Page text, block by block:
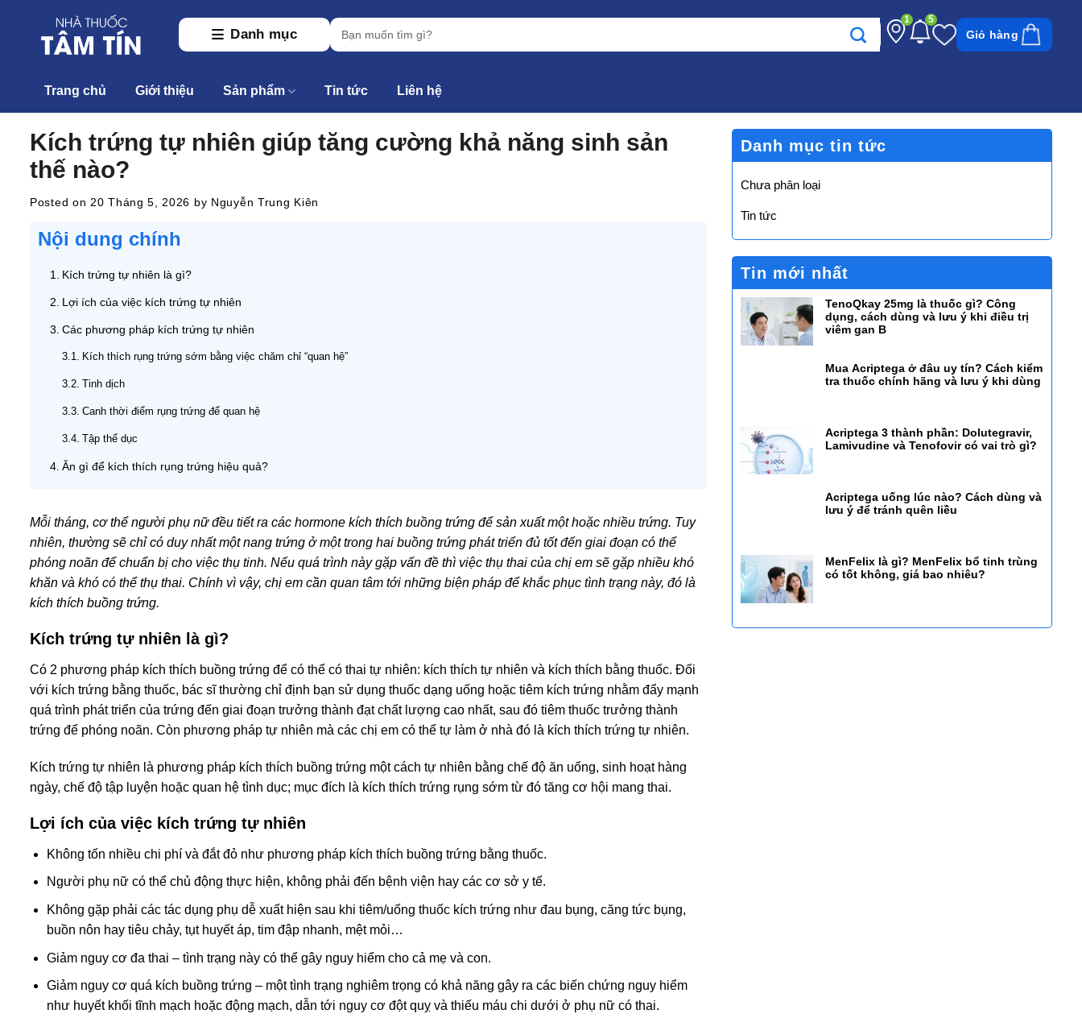
Danh mục
Tìm
kiếm:
1 5
Giỏ hàng
Trang chủ Giới thiệu Sản phẩm Tin tức Liên hệ
Kích trứng tự nhiên giúp tăng cường khả năng sinh sản
thế nào?
Posted on 20 Tháng 5, 2026 by Nguyễn Trung Kiên
Nội dung chính
Kích trứng tự nhiên là gì?
Lợi ích của việc kích trứng tự nhiên
Các phương pháp kích trứng tự nhiên
Kích thích rụng trứng sớm bằng việc chăm chỉ “quan hệ”
Tinh dịch
Canh thời điểm rụng trứng để quan hệ
Tập thể dục
Ăn gì để kích thích rụng trứng hiệu quả?
Mỗi tháng, cơ thể người phụ nữ đều tiết ra các hormone kích thích buồng trứng để sản xuất một hoặc nhiều trứng. Tuy
nhiên, thường sẽ chỉ có duy nhất một nang trứng ở một trong hai buồng trứng phát triển đủ tốt đến giai đoạn có thể
phóng noãn để chuẩn bị cho việc thụ tinh. Nếu quá trình này gặp vấn đề thì việc thụ thai của chị em sẽ gặp nhiều khó
khăn và khó có thể thụ thai. Chính vì vậy, chị em cần quan tâm tới những biện pháp để khắc phục tình trạng này, đó là
kích thích buồng trứng.
Kích trứng tự nhiên là gì?
Có 2 phương pháp kích thích buồng trứng để có thể có thai tự nhiên: kích thích tự nhiên và kích thích bằng thuốc. Đối
với kích trứng bằng thuốc, bác sĩ thường chỉ định bạn sử dụng thuốc dạng uống hoặc tiêm kích trứng nhằm đẩy mạnh
quá trình phát triển của trứng đến giai đoạn trưởng thành đạt chất lượng cao nhất, sau đó tiêm thuốc trưởng thành
trứng để phóng noãn. Còn phương pháp tự nhiên mà các chị em có thể tự làm ở nhà đó là kích thích trứng tự nhiên.
Kích trứng tự nhiên là phương pháp kích thích buồng trứng một cách tự nhiên bằng chế độ ăn uống, sinh hoạt hàng
ngày, chế độ tập luyện hoặc quan hệ tình dục; mục đích là kích thích trứng rụng sớm từ đó tăng cơ hội mang thai.
Lợi ích của việc kích trứng tự nhiên
Không tốn nhiều chi phí và đắt đỏ như phương pháp kích thích buồng trứng bằng thuốc.
Người phụ nữ có thể chủ động thực hiện, không phải đến bệnh viện hay các cơ sở y tế.
Không gặp phải các tác dụng phụ dễ xuất hiện sau khi tiêm/uống thuốc kích trứng như đau bụng, căng tức bụng,
buồn nôn hay tiêu chảy, tụt huyết áp, tim đập nhanh, mệt mỏi…
Giảm nguy cơ đa thai – tình trạng này có thể gây nguy hiểm cho cả mẹ và con.
Giảm nguy cơ quá kích buồng trứng – một tình trạng nghiêm trọng có khả năng gây ra các biến chứng nguy hiểm
như huyết khối tĩnh mạch hoặc động mạch, dẫn tới nguy cơ đột quỵ và thiếu máu chi dưới ở phụ nữ có thai.
Danh mục tin tức
Chưa phân loại
Tin tức
Tin mới nhất
TenoQkay 25mg là thuốc gì? Công
dụng, cách dùng và lưu ý khi điều trị
viêm gan B
Mua Acriptega ở đâu uy tín? Cách kiểm
tra thuốc chính hãng và lưu ý khi dùng
Acriptega 3 thành phần: Dolutegravir,
Lamivudine và Tenofovir có vai trò gì?
Acriptega uống lúc nào? Cách dùng và
lưu ý để tránh quên liều
MenFelix là gì? MenFelix bổ tinh trùng
có tốt không, giá bao nhiêu?